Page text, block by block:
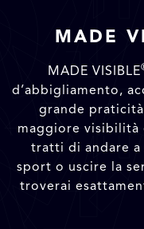
MADE
MADE VISIBLE
d’abbigliamento,
grande
maggiore visibilità
tratti di andare a
sport o uscire la
troverai